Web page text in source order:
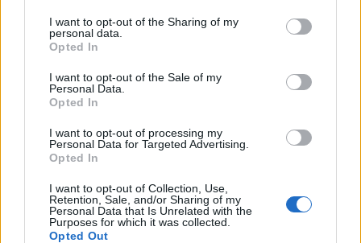
I want to opt-out of the Sharing of my
personal data.
Opted In
I want to opt-out of the Sale of my
Personal Data.
Opted In
I want to opt-out of processing my
Personal Data for Targeted Advertising.
Opted In
I want to opt-out of Collection, Use,
Retention, Sale, and/or Sharing of my
Personal Data that Is Unrelated with the
Purposes for which it was collected.
Opted Out
Intitolato alla città
il ponte Tiziano di
Alessandria
In "Alessandria"
compleanno